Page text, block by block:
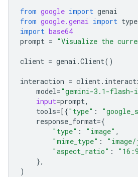
from google import genai
from google.genai import
import base64
prompt = "Visualize the
client = genai .Client()
interaction = client.
model="gemini-3.1-flash-
input=prompt,
tools= [{"type" :
response_format={
"type" : "image" ,
"mime_type" :
"aspect_ratio" :
},
)